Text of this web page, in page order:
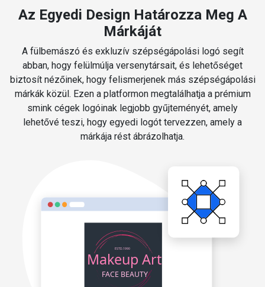
Az Egyedi Design Határozza Meg A
Márkáját
A fülbemászó és exkluzív szépségápolási logó segít
abban, hogy felülmúlja versenytársait, és lehetőséget
biztosít nézőinek, hogy felismerjenek más szépségápolási
márkák közül. Ezen a platformon megtalálhatja a prémium
smink cégek logóinak legjobb gyűjteményét, amely
lehetővé teszi, hogy egyedi logót tervezzen, amely a
márkája rést ábrázolhatja.